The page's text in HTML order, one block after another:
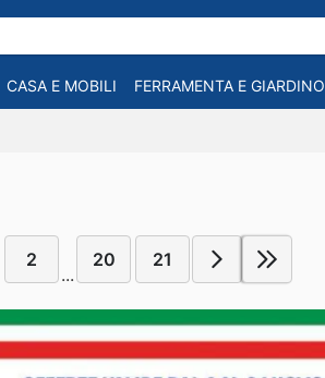
CASA E MOBILI FERRAMENTA E GIARDINO
2
...
20 21